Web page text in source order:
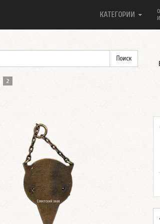
КАТЕГОРИИ
2